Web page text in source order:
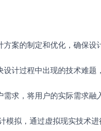
方案的制定和优化，确保
设计过程中出现的技术难
需求，将用户的实际需求
模拟，通过虚拟现实技术进